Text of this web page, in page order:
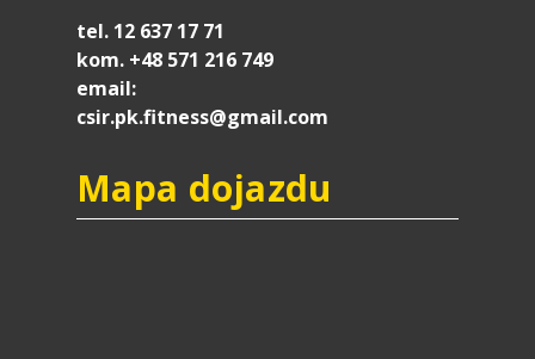
tel. 12 637 17 71
kom. +48 571 216 749
email:
csir.pk.fitness@gmail.com
Mapa dojazdu